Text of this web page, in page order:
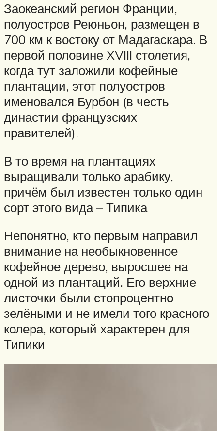
Заокеанский регион Франции,
полуостров Реюньон, размещен в
700 км к востоку от Мадагаскара. В
первой половине XVIII столетия,
когда тут заложили кофейные
плантации, этот полуостров
именовался Бурбон (в честь
династии французских
правителей).
В то время на плантациях
выращивали только арабику,
причём был известен только один
сорт этого вида – Типика
Непонятно, кто первым направил
внимание на необыкновенное
кофейное дерево, выросшее на
одной из плантаций. Его верхние
листочки были стопроцентно
зелёными и не имели того красного
колера, который характерен для
Типики